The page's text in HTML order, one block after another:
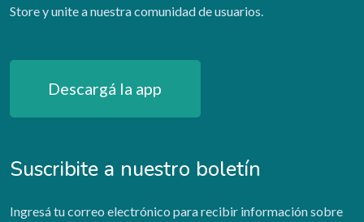
Store y unite a nuestra comunidad de usuarios.
Descargá la app
Suscribite a nuestro boletín
Ingresá tu correo electrónico para recibir información sobre